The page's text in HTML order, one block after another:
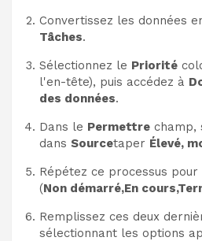
Convertissez les données
Tâches.
Sélectionnez le Priorité
l'en-tête), puis accédez à
des données.
Dans le Permettre champ,
dans Sourcetaper Élevé,
Répétez ce processus pour
(Non démarré,En
Remplissez ces deux
sélectionnant les options